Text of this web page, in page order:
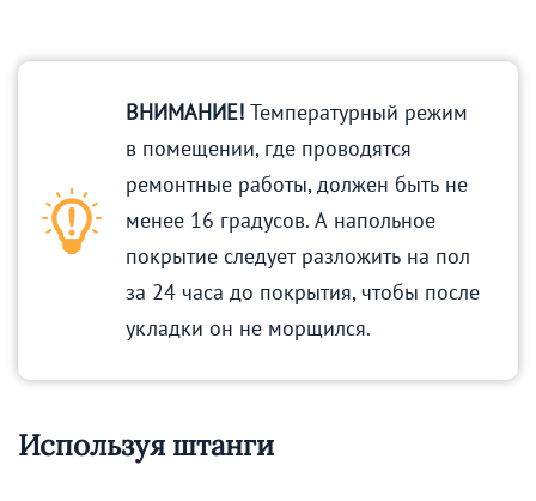
ВНИМАНИЕ! Температурный режим
в помещении, где проводятся
ремонтные работы, должен быть не
менее 16 градусов. А напольное
покрытие следует разложить на пол
за 24 часа до покрытия, чтобы после
укладки он не морщился.
Используя штанги